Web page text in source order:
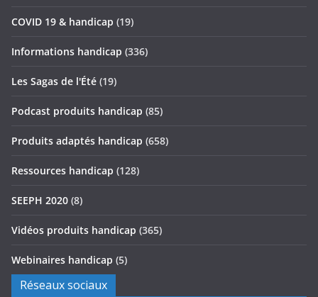
COVID 19 & handicap (19)
Informations handicap (336)
Les Sagas de l'Été (19)
Podcast produits handicap (85)
Produits adaptés handicap (658)
Ressources handicap (128)
SEEPH 2020 (8)
Vidéos produits handicap (365)
Webinaires handicap (5)
Réseaux sociaux